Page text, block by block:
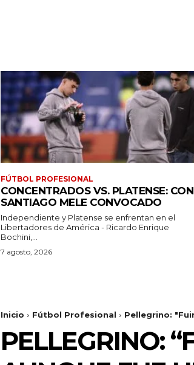
FÚTBOL PROFESIONAL
CONCENTRADOS VS. PLATENSE: CON
SANTIAGO MELE CONVOCADO
Independiente y Platense se enfrentan en el
Libertadores de América - Ricardo Enrique
Bochini,...
7 agosto, 2026